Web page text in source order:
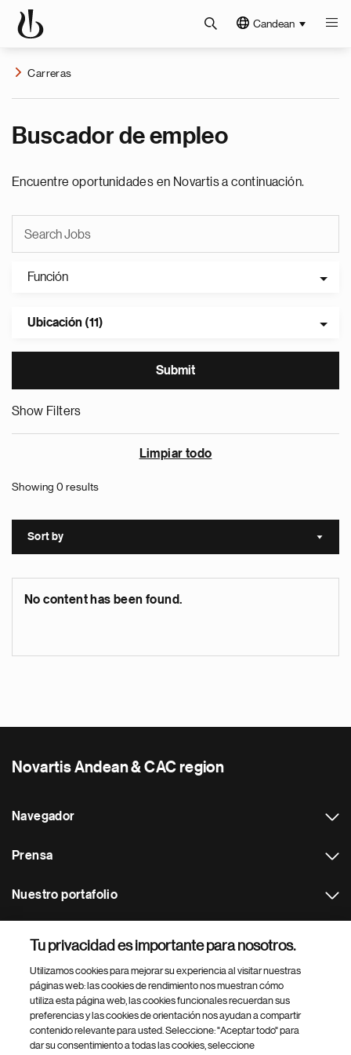
Candean
Carreras
Buscador de empleo
Encuentre oportunidades en Novartis a continuación.
Función
Ubicación (11)
Show Filters
Limpiar todo
Showing 0 results
Sort by Sort
No content has been found.
Novartis Andean & CAC region
Navegador
Prensa
Nuestro portafolio
Footer Site Search
Tu privacidad es importante para nosotros.
Utilizamos cookies para mejorar su experiencia al visitar nuestras
páginas web: las cookies de rendimiento nos muestran cómo
utiliza esta página web, las cookies funcionales recuerdan sus
preferencias y las cookies de orientación nos ayudan a compartir
contenido relevante para usted. Seleccione: "Aceptar todo" para
dar su consentimiento a todas las cookies, seleccione